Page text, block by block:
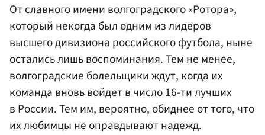
От славного имени волгоградского «Ротора»,
который некогда был одним из лидеров
высшего дивизиона российского футбола, ныне
остались лишь воспоминания. Тем не менее,
волгоградские болельщики ждут, когда их
команда вновь войдет в число 16-ти лучших
в России. Тем им, вероятно, обиднее от того, что
их любимцы не оправдывают надежд.